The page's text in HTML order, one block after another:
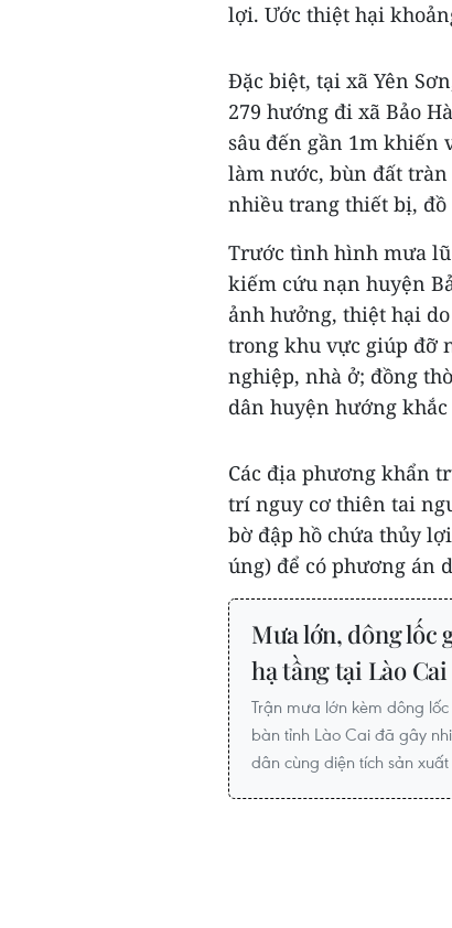
lợi. Ước thiệt hại
Đặc biệt, tại xã Yên
279 hướng đi xã Bảo
sâu đến gần 1m khiến
làm nước, bùn đất tràn
nhiều trang thiết bị, đồ
Trước tình hình mưa lũ
kiếm cứu nạn huyện
ảnh hưởng, thiệt hại
trong khu vực giúp đỡ
nghiệp, nhà ở; đồng
dân huyện hướng khắc
Các địa phương khẩn
trí nguy cơ thiên tai
bờ đập hồ chứa thủy
úng) để có phương án
Mưa lớn, dông lốc
hạ tầng tại Lào Cai
Trận mưa lớn kèm dông
bàn tỉnh Lào Cai đã gây
dân cùng diện tích sản